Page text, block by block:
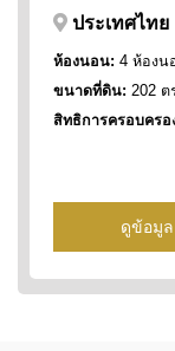
ประเทศไทย
ห้องนอน: 4 ห้องน
ขนาดที่ดิน: 202 ต
สิทธิการครอบครอ
ดูข้อมูล